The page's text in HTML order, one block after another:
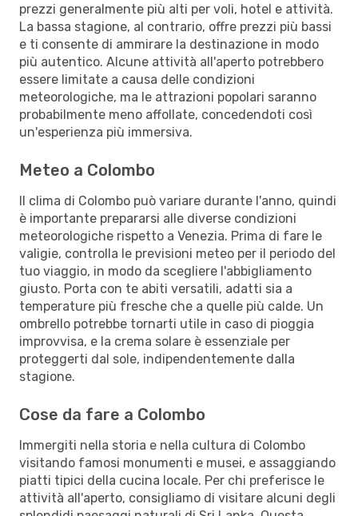
prezzi generalmente più alti per voli, hotel e attività.
La bassa stagione, al contrario, offre prezzi più bassi
e ti consente di ammirare la destinazione in modo
più autentico. Alcune attività all'aperto potrebbero
essere limitate a causa delle condizioni
meteorologiche, ma le attrazioni popolari saranno
probabilmente meno affollate, concedendoti così
un'esperienza più immersiva.
Meteo a Colombo
Il clima di Colombo può variare durante l'anno, quindi
è importante prepararsi alle diverse condizioni
meteorologiche rispetto a Venezia. Prima di fare le
valigie, controlla le previsioni meteo per il periodo del
tuo viaggio, in modo da scegliere l'abbigliamento
giusto. Porta con te abiti versatili, adatti sia a
temperature più fresche che a quelle più calde. Un
ombrello potrebbe tornarti utile in caso di pioggia
improvvisa, e la crema solare è essenziale per
proteggerti dal sole, indipendentemente dalla
stagione.
Cose da fare a Colombo
Immergiti nella storia e nella cultura di Colombo
visitando famosi monumenti e musei, e assaggiando
piatti tipici della cucina locale. Per chi preferisce le
attività all'aperto, consigliamo di visitare alcuni degli